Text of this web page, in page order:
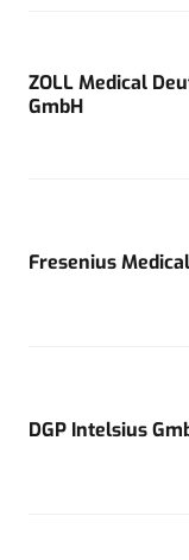
ZOLL Medical
GmbH
Fresenius
DGP Intelsius